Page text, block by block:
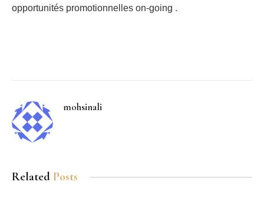
opportunités promotionnelles on-going .
mohsinali
Related Posts